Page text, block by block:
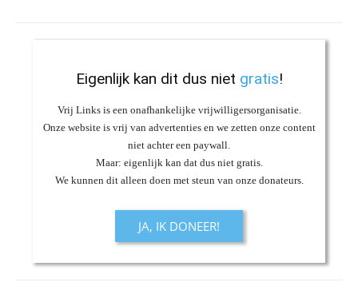
Eigenlijk kan dit dus niet gratis!
Vrij Links is een onafhankelijke vrijwilligersorganisatie.
Onze website is vrij van advertenties en we zetten onze content
niet achter een paywall.
Maar: eigenlijk kan dat dus niet gratis.
We kunnen dit alleen doen met steun van onze donateurs.
JA, IK DONEER!